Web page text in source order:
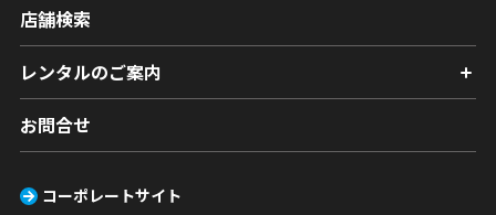
店舗検索
レンタルのご案内
お問合せ
コーポレートサイト